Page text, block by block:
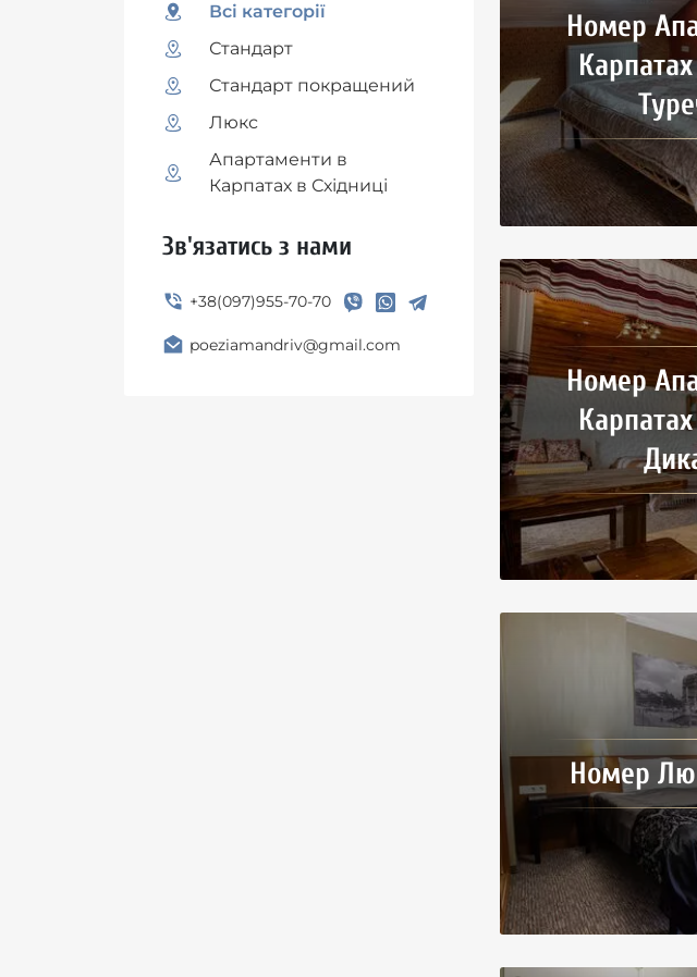
Всі категорії
Стандарт
Стандарт покращений
Люкс
Апартаменти в
Карпатах в Східниці
Зв'язатись з нами
+38(097)955-70-70
poeziamandriv@gmail.com
Номер
Номер
Номер